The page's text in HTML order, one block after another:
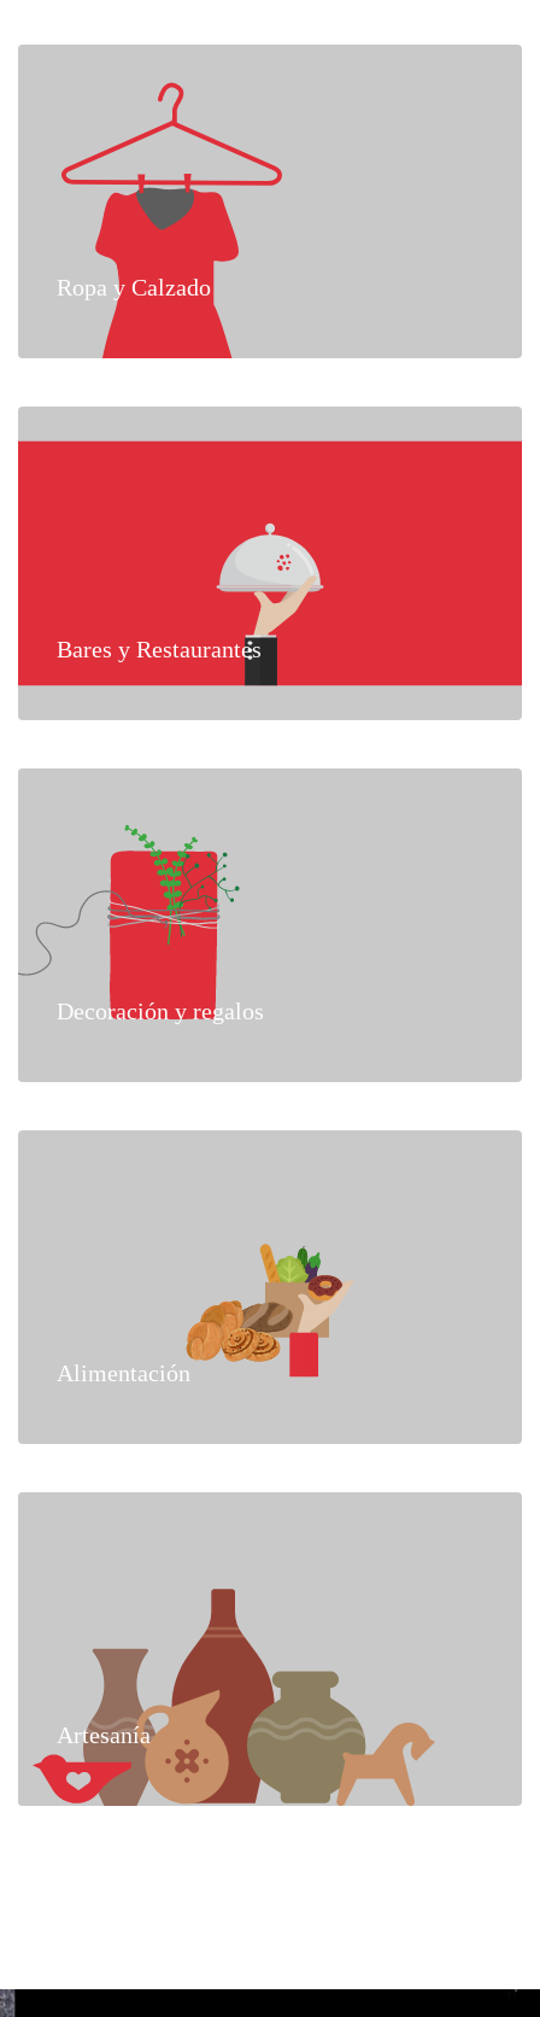
Ropa y Calzado
Bares y Restaurantes
Decoración y regalos
Alimentación
Artesanía